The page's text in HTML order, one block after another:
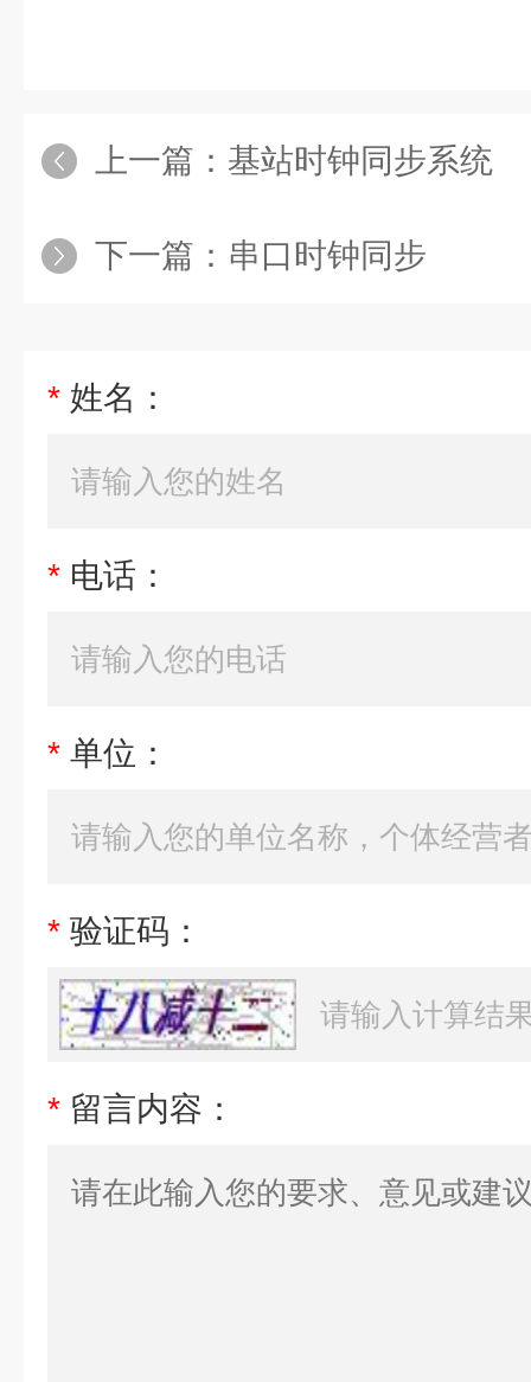
上一篇： 基站时钟同步系统
下一篇： 串口时钟同步
* 姓名：
* 电话：
* 单位：
* 验证码：
* 留言内容：